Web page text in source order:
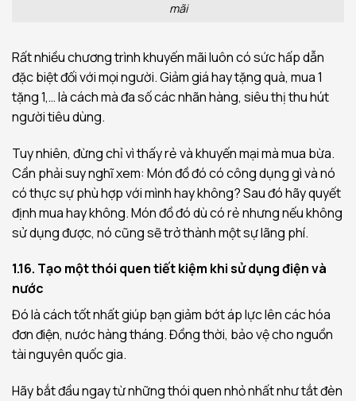
mãi
Rất nhiều chương trình khuyến mãi luôn có sức hấp dẫn
đặc biệt đối với mọi người. Giảm giá hay tặng quà, mua 1
tặng 1,… là cách mà đa số các nhãn hàng, siêu thị thu hút
người tiêu dùng.
Tuy nhiên, đừng chỉ vì thấy rẻ và khuyến mại mà mua bừa.
Cần phải suy nghĩ xem: Món đồ đó có công dụng gì và nó
có thực sự phù hợp với mình hay không? Sau đó hãy quyết
định mua hay không. Món đồ đó dù có rẻ nhưng nếu không
sử dụng được, nó cũng sẽ trở thành một sự lãng phí.
1.16. Tạo một thói quen tiết kiệm khi sử dụng điện và
nước
Đó là cách tốt nhất giúp bạn giảm bớt áp lực lên các hóa
đơn điện, nước hàng tháng. Đồng thời, bảo vệ cho nguồn
tài nguyên quốc gia.
Hãy bắt đầu ngay từ những thói quen nhỏ nhất như tắt đèn